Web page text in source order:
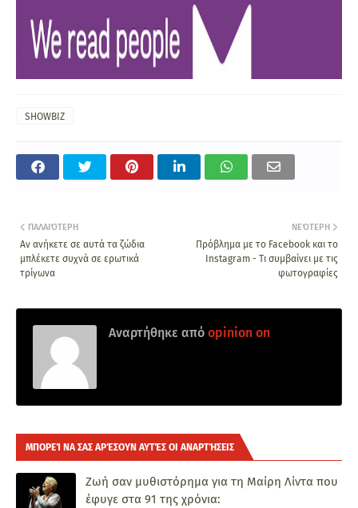
SHOWBIZ
ΝΕΌΤΕΡΗ
Πρόβλημα με το Facebook και το
Instagram - Τι συμβαίνει με τις
φωτογραφίες
ΠΑΛΑΙΌΤΕΡΗ
Aν ανήκετε σε αυτά τα ζώδια
μπλέκετε συχνά σε ερωτικά
τρίγωνα
Αναρτήθηκε από opinion on
ΜΠΟΡΕΊ ΝΑ ΣΑΣ ΑΡΈΣΟΥΝ ΑΥΤΈΣ ΟΙ ΑΝΑΡΤΉΣΕΙΣ
Ζωή σαν μυθιστόρημα για τη Μαίρη Λίντα που
έφυγε στα 91 της χρόνια: